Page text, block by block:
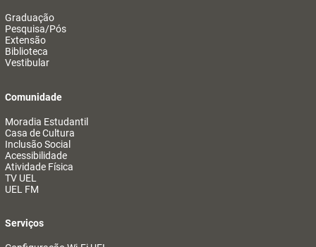
Graduação
Pesquisa/Pós
Extensão
Biblioteca
Vestibular
Comunidade
Moradia Estudantil
Casa de Cultura
Inclusão Social
Acessibilidade
Atividade Física
TV UEL
UEL FM
Serviços